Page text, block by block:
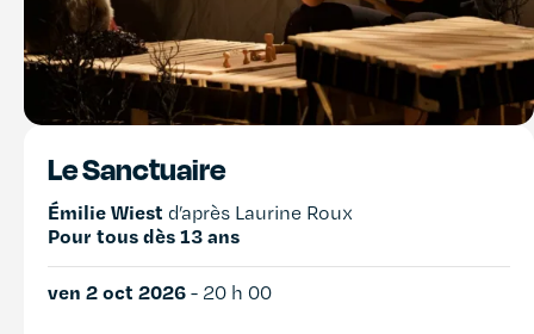
Le Sanctuaire
Émilie Wiest d’après Laurine Roux
Pour tous dès 13 ans
ven 2 oct 2026 - 20 h 00